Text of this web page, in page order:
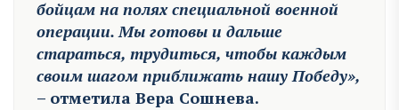
бойцам на полях специальной военной
операции. Мы готовы и дальше
стараться, трудиться, чтобы каждым
своим шагом приближать нашу Победу»,
– отметила Вера Сошнева.